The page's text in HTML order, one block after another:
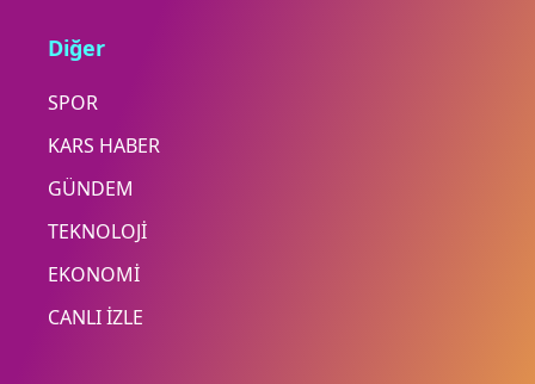
Diğer
SPOR
KARS HABER
GÜNDEM
TEKNOLOJİ
EKONOMİ
CANLI İZLE